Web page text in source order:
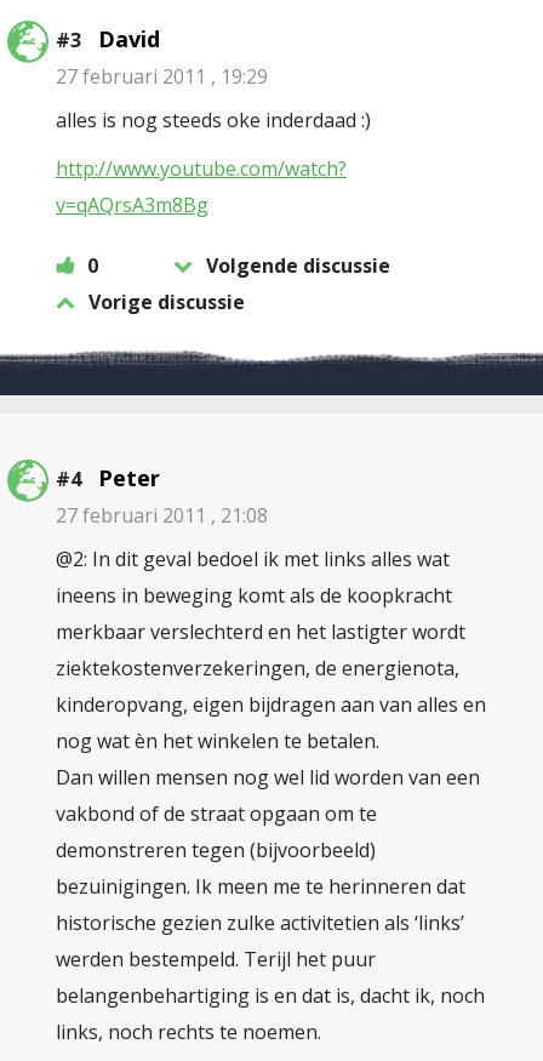
#3 David
27 februari 2011 , 19:29
alles is nog steeds oke inderdaad :)
http://www.youtube.com/watch?
v=qAQrsA3m8Bg
0
Volgende discussie
Vorige discussie
#4 Peter
27 februari 2011 , 21:08
@2: In dit geval bedoel ik met links alles wat
ineens in beweging komt als de koopkracht
merkbaar verslechterd en het lastigter wordt
ziektekostenverzekeringen, de energienota,
kinderopvang, eigen bijdragen aan van alles en
nog wat èn het winkelen te betalen.
Dan willen mensen nog wel lid worden van een
vakbond of de straat opgaan om te
demonstreren tegen (bijvoorbeeld)
bezuinigingen. Ik meen me te herinneren dat
historische gezien zulke activitetien als ‘links’
werden bestempeld. Terijl het puur
belangenbehartiging is en dat is, dacht ik, noch
links, noch rechts te noemen.